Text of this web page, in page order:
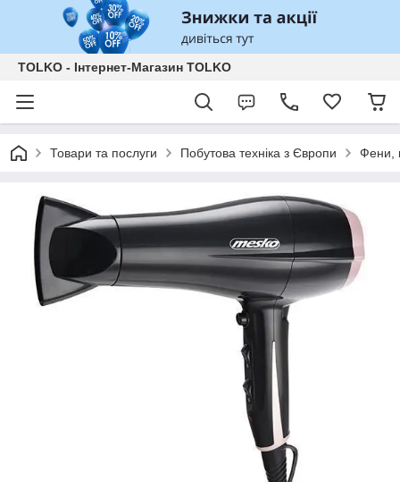
TOLKO - Інтернет-Магазин TOLKO
Товари та послуги Побутова техніка з Європи Фени,